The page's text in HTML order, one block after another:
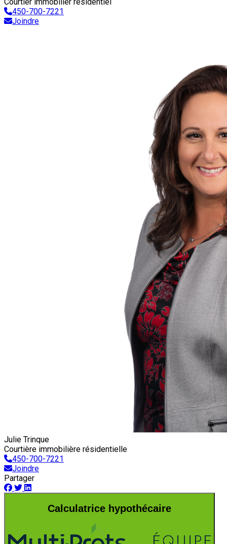
Courtier immobilier résidentiel
450-700-7221
Joindre
Julie Trinque
Courtière immobilière résidentielle
450-700-7221
Joindre
Partager
Calculatrice hypothécaire